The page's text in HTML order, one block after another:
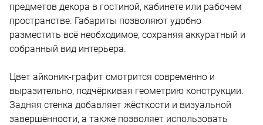
предметов декора в гостиной, кабинете или рабочем
пространстве. Габариты позволяют удобно
разместить всё необходимое, сохраняя аккуратный и
собранный вид интерьера.
Цвет айконик-графит смотрится современно и
выразительно, подчёркивая геометрию конструкции.
Задняя стенка добавляет жёсткости и визуальной
завершённости, а также позволяет использовать